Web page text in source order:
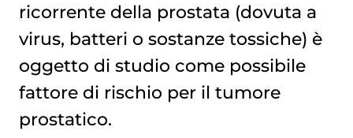
ricorrente della prostata (dovuta a
virus, batteri o sostanze tossiche) è
oggetto di studio come possibile
fattore di rischio per il tumore
prostatico.